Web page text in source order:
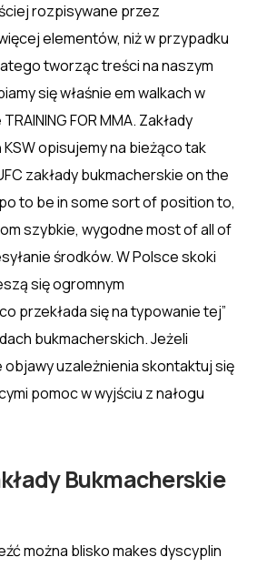
rozpisywane przez
elementów, niż w przypadku
tworząc treści na naszym
się właśnie em walkach w
FOR MMA. Zakłady
opisujemy na bieżąco tak
zakłady bukmacherskie on the
to be in some sort of position to,
szybkie, wygodne most of all of
środków. W Polsce skoki
się ogromnym
przekłada się na typowanie tej”
bukmacherskich. Jeżeli
objawy uzależnienia skontaktuj się
pomoc w wyjściu z nałogu
Bukmacherskie
można blisko makes dyscyplin